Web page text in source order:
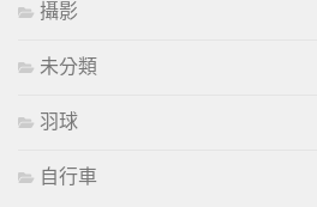
攝影
未分類
羽球
自行車